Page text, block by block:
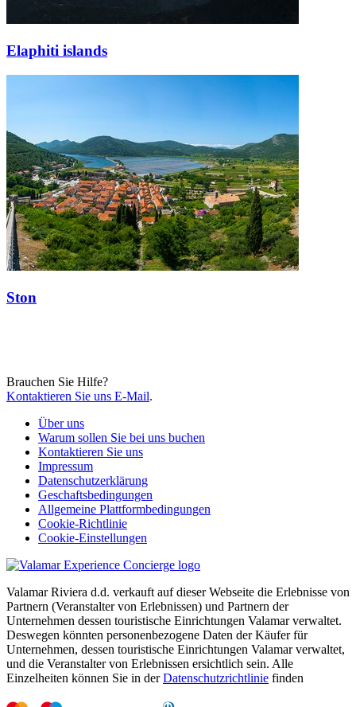
Elaphiti islands
Ston
Brauchen Sie Hilfe?
Kontaktieren Sie uns E-Mail.
Über uns
Warum sollen Sie bei uns buchen
Kontaktieren Sie uns
Impressum
Datenschutzerklärung
Geschaftsbedingungen
Allgemeine Plattformbedingungen
Cookie-Richtlinie
Cookie-Einstellungen
Valamar Riviera d.d. verkauft auf dieser Webseite die Erlebnisse von
Partnern (Veranstalter von Erlebnissen) und Partnern der
Unternehmen dessen touristische Einrichtungen Valamar verwaltet.
Deswegen könnten personenbezogene Daten der Käufer für
Unternehmen, dessen touristische Einrichtungen Valamar verwaltet,
und die Veranstalter von Erlebnissen ersichtlich sein. Alle
Einzelheiten können Sie in derDatenschutzrichtlinie finden